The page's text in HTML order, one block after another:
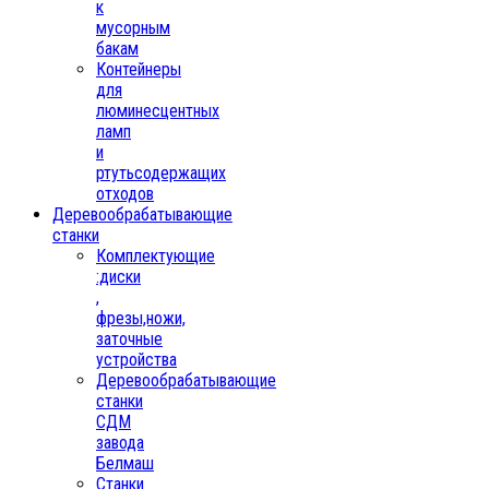
к
мусорным
бакам
Контейнеры
для
люминесцентных
ламп
и
ртутьсодержащих
отходов
Деревообрабатывающие
станки
Комплектующие
:диски
,
фрезы,ножи,
заточные
устройства
Деревообрабатывающие
станки
СДМ
завода
Белмаш
Станки